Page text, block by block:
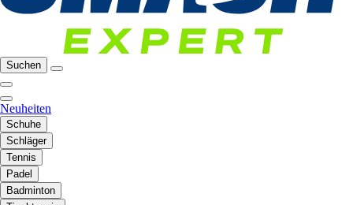
Suchen
Neuheiten
Schuhe
Schläger
Tennis
Padel
Badminton